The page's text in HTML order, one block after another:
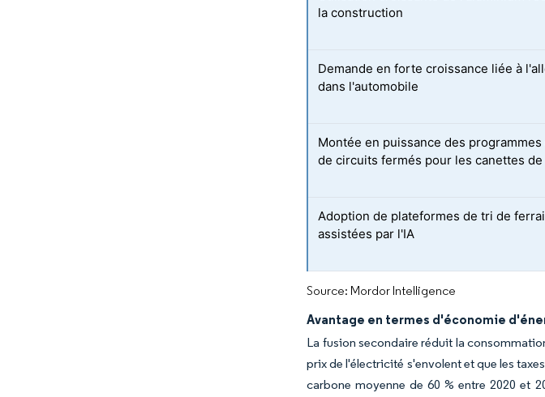
la construction
Demande en forte croissance liée à
dans l'automobile
Montée en puissance des
de circuits fermés pour les canettes
Adoption de plateformes de tri de
assistées par l'IA
Source: Mordor Intelligence
Avantage en termes d'économie
La fusion secondaire réduit la
prix de l'électricité s'envolent et que les
carbone moyenne de 60 % entre 2020 et